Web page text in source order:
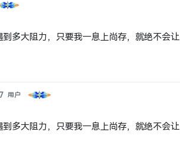
多大阻力，只要我一息上尚存，就绝不会
用户
多大阻力，只要我一息上尚存，就绝不会